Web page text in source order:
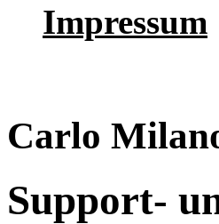
Impressum
Carlo
Support-